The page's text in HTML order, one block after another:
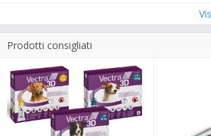
Prodotti consigliati